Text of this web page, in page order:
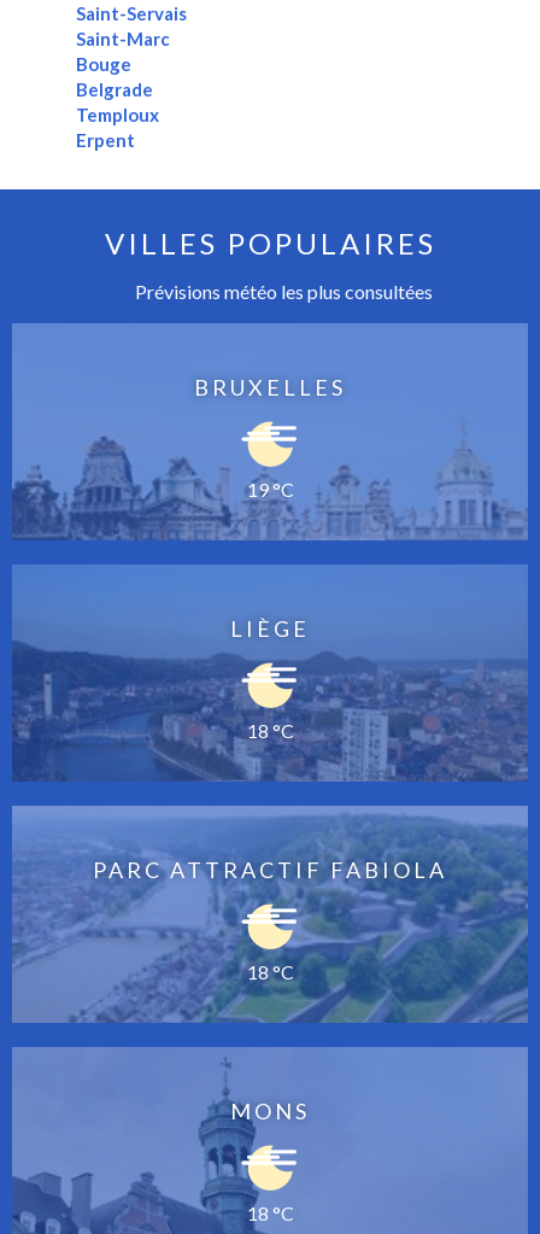
Saint-Servais
Saint-Marc
Bouge
Belgrade
Temploux
Erpent
VILLES POPULAIRES
Prévisions météo les plus consultées
BRUXELLES
19 °C
LIÈGE
18 °C
PARC ATTRACTIF FABIOLA
18 °C
MONS
18 °C